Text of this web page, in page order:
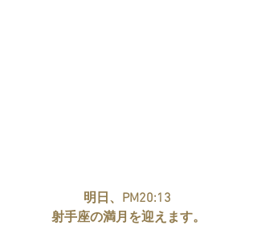
明日、PM20:13
射手座の満月を迎えます。